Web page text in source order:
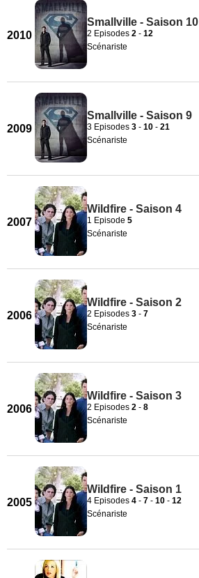
2010
Smallville - Saison 10
2 Episodes 2 - 12
Scénariste
2009
Smallville - Saison 9
3 Episodes 3 - 10 - 21
Scénariste
2007
Wildfire - Saison 4
1 Episode 5
Scénariste
2006
Wildfire - Saison 2
2 Episodes 3 - 7
Scénariste
2006
Wildfire - Saison 3
2 Episodes 2 - 8
Scénariste
2005
Wildfire - Saison 1
4 Episodes 4 - 7 - 10 - 12
Scénariste